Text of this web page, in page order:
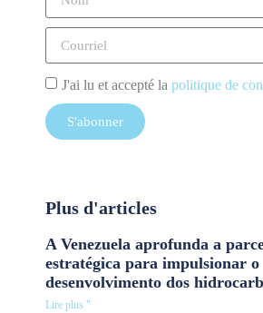
J'ai lu et accepté la politique de
S'abonner
Plus d'articles
A Venezuela aprofunda a
estratégica para impulsionar o
desenvolvimento dos
Lire plus "